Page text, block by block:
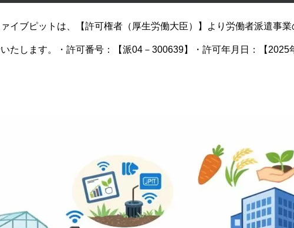
イブピットは、【許可権者（厚生労働大臣）】より労働者派遣事
たします。・許可番号：【派04－300639】・許可年月日：【2025